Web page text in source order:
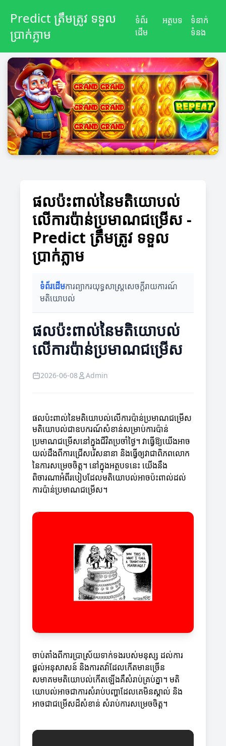
Predict ត្រឹមត្រូវ ទទួល
ប្រាក់ភ្លាម
ទំព័រ
ដើម
អត្ថបទ
ទំនាក់
ទំនង
ផលប៉ះពាល់នៃមតិយោបល់
លើការប៉ាន់ប្រមាណជម្រើស -
Predict ត្រឹមត្រូវ ទទួល
ប្រាក់ភ្លាម
ទំព័រដើមការព្យាករយុទ្ធសាស្ត្រសេចក្តីរាយការណ៍
មតិយោបល់
ផលប៉ះពាល់នៃមតិយោបល់
លើការប៉ាន់ប្រមាណជម្រើស
2026-06-08 Admin
ផលប៉ះពាល់នៃមតិយោបល់លើការប៉ាន់ប្រមាណជម្រើស
មតិយោបល់ជាឧបករណ៍សំខាន់សម្រាប់ការប៉ាន់
ប្រមាណជម្រើសនៅក្នុងជីវិតប្រចាំថ្ងៃ។ វាធ្វើឱ្យយើងអាច
យល់ដឹងពីការជ្រើសរើសនានា និងធ្វើឲ្យវាជាពិភពលោក
នៃការសម្រេចចិត្ត។ នៅក្នុងអត្ថបទនេះ យើងនឹង
ពិចារណាអំពីរបៀបដែលមតិយោបល់អាចប៉ះពាល់ដល់
ការប៉ាន់ប្រមាណជម្រើស។
ចាប់តាំងពីការប្រាស្រ័យទាក់ទងរបស់មនុស្ស ដល់ការ
ផ្តល់អនុសាសន៍ និងការតវ៉ាដែលកើតមានច្រើន
សមាគមមតិយោបល់កើតឡើងគឺសំរាប់គ្រប់គ្នា។ មតិ
យោបល់អាចជាការសំរាប់បញ្ហាដែលគេមិនស្គាល់ និង
អាចជាជម្រើសដ៏សំខាន់ សំរាប់ការសម្រេចចិត្ត។